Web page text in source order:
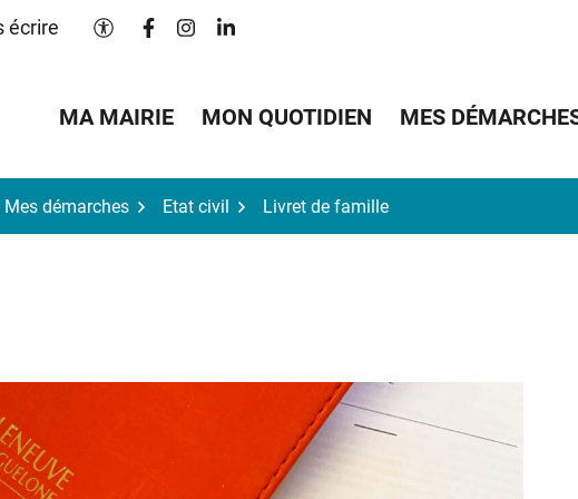
écrire Paramètres d'accessibilité
Lien vers le compte Facebook
Lien vers le compte Instagram
Lien vers le compte Linkedin
MA MAIRIE MON QUOTIDIEN MES
Mes démarches Etat civil Livret de famille